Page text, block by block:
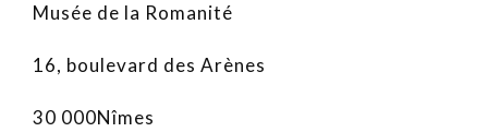
Musée de la Romanité
16, boulevard des Arènes
30 000Nîmes